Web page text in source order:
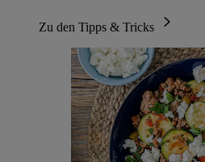
Zu den Tipps & Tricks